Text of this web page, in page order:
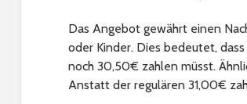
Das Angebot gewährt einen
oder Kinder. Dies bedeutet,
noch 30,50€ zahlen müsst.
Anstatt der regulären 31,00€